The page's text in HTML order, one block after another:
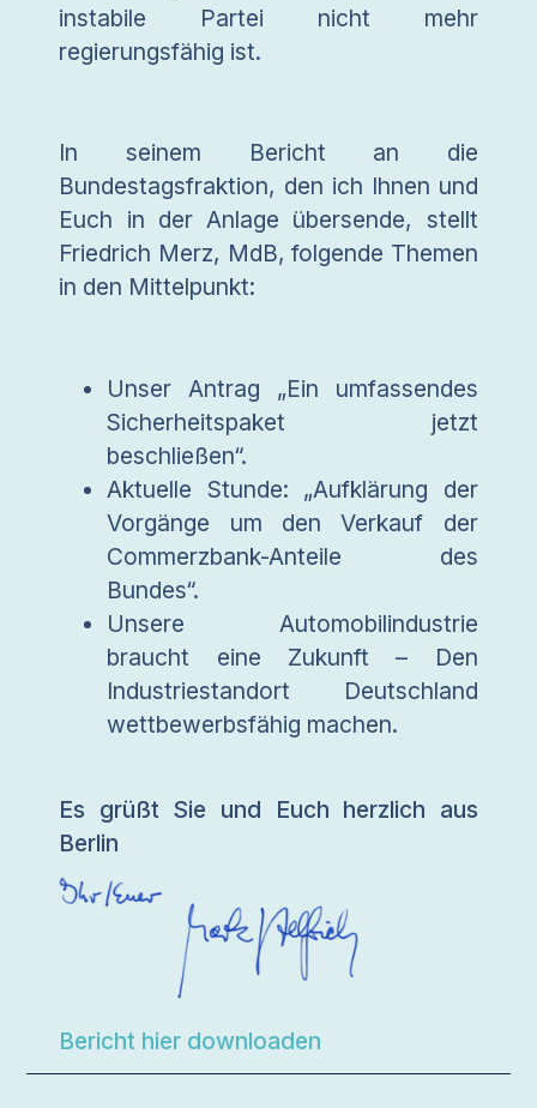
instabile Partei nicht mehr
regierungsfähig ist.
In seinem Bericht an die
Bundestagsfraktion, den ich Ihnen und
Euch in der Anlage übersende, stellt
Friedrich Merz, MdB, folgende Themen
in den Mittelpunkt:
Unser Antrag „Ein umfassendes
Sicherheitspaket jetzt
beschließen“.
Aktuelle Stunde: „Aufklärung der
Vorgänge um den Verkauf der
Commerzbank-Anteile des
Bundes“.
Unsere Automobilindustrie
braucht eine Zukunft – Den
Industriestandort Deutschland
wettbewerbsfähig machen.
Es grüßt Sie und Euch herzlich aus
Berlin
Bericht hier downloaden